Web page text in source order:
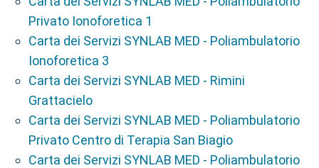
Privato Ionoforetica 1
Carta dei Servizi SYNLAB MED - Poliambulatorio
Ionoforetica 3
Carta dei Servizi SYNLAB MED - Rimini
Grattacielo
Carta dei Servizi SYNLAB MED - Poliambulatorio
Privato Centro di Terapia San Biagio
Carta dei Servizi SYNLAB MED - Poliambulatorio